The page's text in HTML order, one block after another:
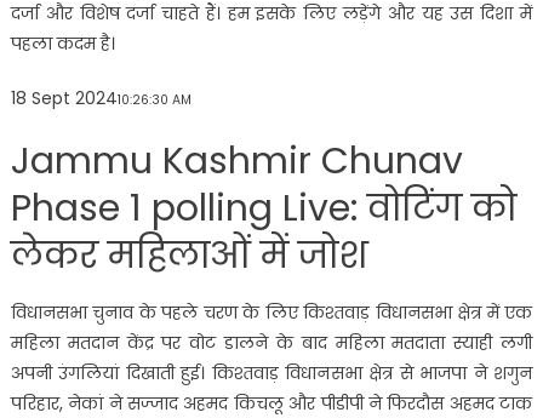
दर्जा और विशेष दर्जा चाहते हैं। हम इसके लिए लड़ेंगे और यह उस दिशा में
पहला कदम है।
18 Sept 202410:26:30 AM
Jammu Kashmir Chunav
Phase 1 polling Live: वोटिंग को
लेकर महिलाओं में जोश
विधानसभा चुनाव के पहले चरण के लिए किश्तवाड़ विधानसभा क्षेत्र में एक
महिला मतदान केंद्र पर वोट डालने के बाद महिला मतदाता स्याही लगी
अपनी उंगलियां दिखाती हुई। किश्तवाड़ विधानसभा क्षेत्र से भाजपा ने शगुन
परिहार, नेकां ने सज्जाद अहमद किचलू और पीडीपी ने फिरदौस अहमद टाक